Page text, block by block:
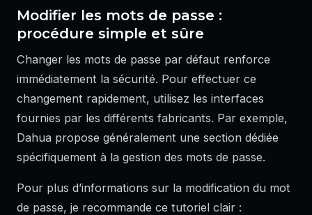
Modifier les mots de passe :
procédure simple et sûre
Changer les mots de passe par défaut renforce
immédiatement la sécurité. Pour effectuer ce
changement rapidement, utilisez les interfaces
fournies par les différents fabricants. Par exemple,
Dahua propose généralement une section dédiée
spécifiquement à la gestion des mots de passe.
Pour plus d’informations sur la modification du mot
de passe, je recommande ce tutoriel clair :